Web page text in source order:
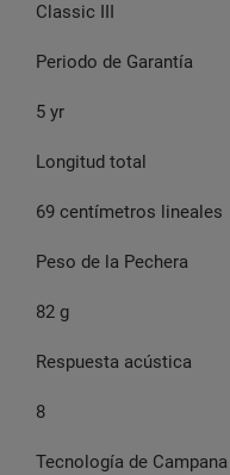
Classic III
Periodo de Garantía
5 yr
Longitud total
69 centímetros lineales
Peso de la Pechera
82 g
Respuesta acústica
8
Tecnología de Campana